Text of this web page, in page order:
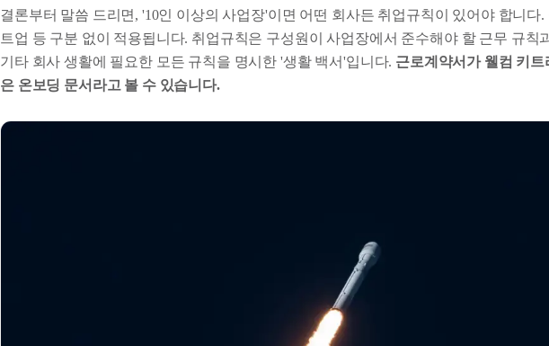
결론부터 말씀 드리면, '10인 이상의 사업장'이면 어떤 회사든 취업규칙이 있어야 합니다
트업 등 구분 없이 적용됩니다. 취업규칙은 구성원이 사업장에서 준수해야 할 근무 규칙
기타 회사 생활에 필요한 모든 규칙을 명시한 '생활 백서'입니다. 근로계약서가 웰컴 키트
은 온보딩 문서라고 볼 수 있습니다.